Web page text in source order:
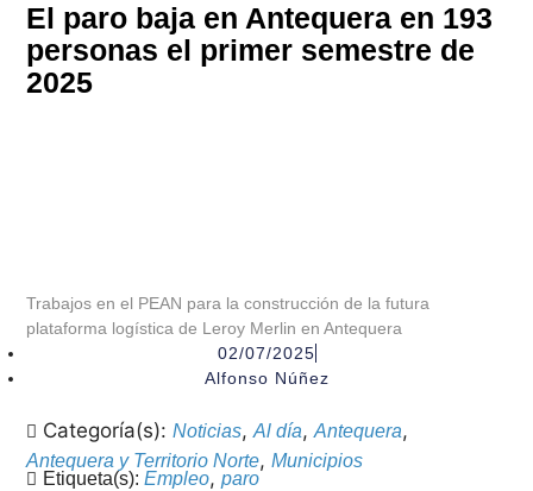
El paro baja en Antequera en 193
personas el primer semestre de
2025
Trabajos en el PEAN para la construcción de la futura
plataforma logística de Leroy Merlin en Antequera
02/07/2025
Alfonso Núñez
Categoría(s):Noticias, Al día, Antequera,
Antequera y Territorio Norte, Municipios
Etiqueta(s):Empleo, paro